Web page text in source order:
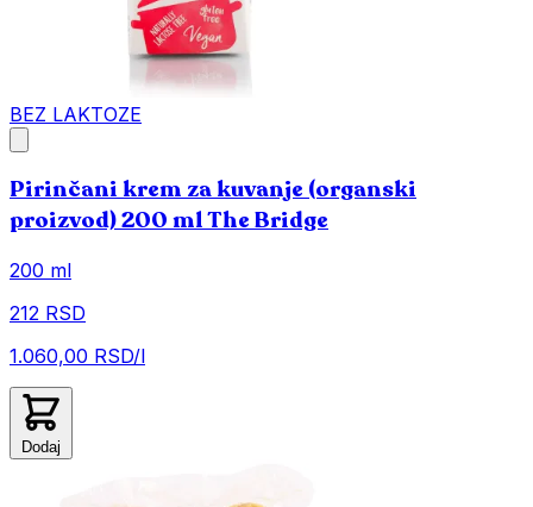
BEZ LAKTOZE
Pirinčani krem za kuvanje (organski
proizvod) 200 ml The Bridge
200 ml
212 RSD
1.060,00 RSD/l
Dodaj